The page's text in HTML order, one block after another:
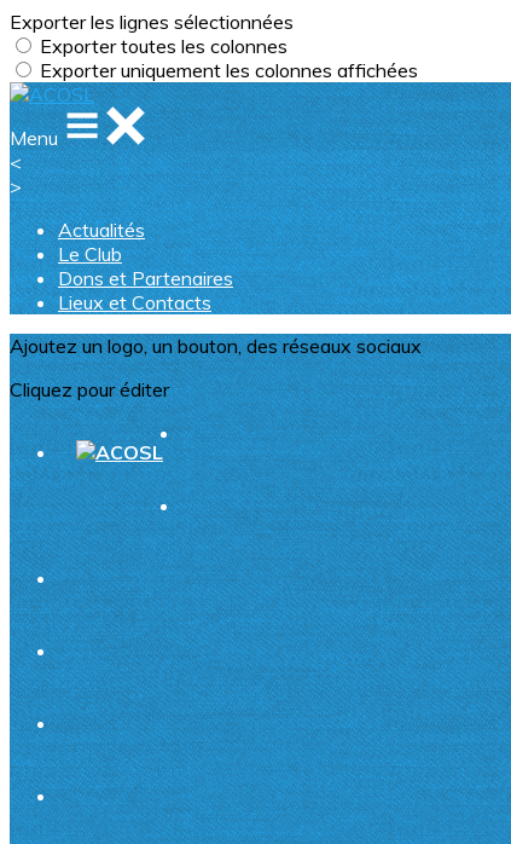
Exporter les lignes sélectionnées
Exporter toutes les colonnes
Exporter uniquement les colonnes affichées
Menu
<
>
Actualités
Le Club
Dons et Partenaires
Lieux et Contacts
Ajoutez un logo, un bouton, des réseaux sociaux
Cliquez pour éditer